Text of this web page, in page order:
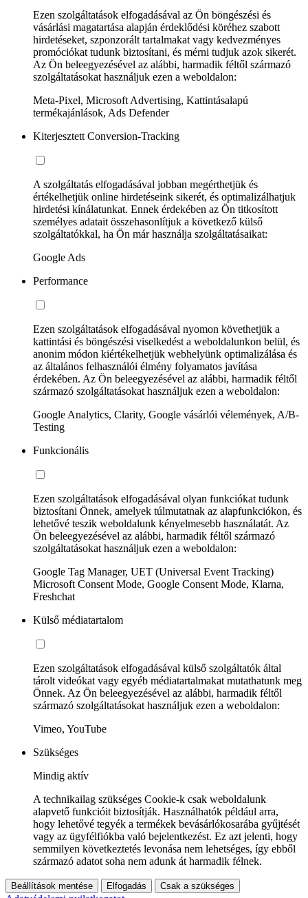
Ezen szolgáltatások elfogadásával az Ön böngészési és
vásárlási magatartása alapján érdeklődési köréhez szabott
hirdetéseket, szponzorált tartalmakat vagy kedvezményes
promóciókat tudunk biztosítani, és mérni tudjuk azok sikerét.
Az Ön beleegyezésével az alábbi, harmadik féltől származó
szolgáltatásokat használjuk ezen a weboldalon:
Meta-Pixel, Microsoft Advertising, Kattintásalapú
termékajánlások, Ads Defender
Kiterjesztett Conversion-Tracking
A szolgáltatás elfogadásával jobban megérthetjük és
értékelhetjük online hirdetéseink sikerét, és optimalizálhatjuk
hirdetési kínálatunkat. Ennek érdekében az Ön titkosított
személyes adatait összehasonlítjuk a következő külső
szolgáltatókkal, ha Ön már használja szolgáltatásaikat:
Google Ads
Performance
Ezen szolgáltatások elfogadásával nyomon követhetjük a
kattintási és böngészési viselkedést a weboldalunkon belül, és
anonim módon kiértékelhetjük webhelyünk optimalizálása és
az általános felhasználói élmény folyamatos javítása
érdekében. Az Ön beleegyezésével az alábbi, harmadik féltől
származó szolgáltatásokat használjuk ezen a weboldalon:
Google Analytics, Clarity, Google vásárlói vélemények, A/B-
Testing
Funkcionális
Ezen szolgáltatások elfogadásával olyan funkciókat tudunk
biztosítani Önnek, amelyek túlmutatnak az alapfunkciókon, és
lehetővé teszik weboldalunk kényelmesebb használatát. Az
Ön beleegyezésével az alábbi, harmadik féltől származó
szolgáltatásokat használjuk ezen a weboldalon:
Google Tag Manager, UET (Universal Event Tracking)
Microsoft Consent Mode, Google Consent Mode, Klarna,
Freshchat
Külső médiatartalom
Ezen szolgáltatások elfogadásával külső szolgáltatók által
tárolt videókat vagy egyéb médiatartalmakat mutathatunk meg
Önnek. Az Ön beleegyezésével az alábbi, harmadik féltől
származó szolgáltatásokat használjuk ezen a weboldalon:
Vimeo, YouTube
Szükséges
Mindig aktív
A technikailag szükséges Cookie-k csak weboldalunk
alapvető funkcióit biztosítják. Használhatók például arra,
hogy lehetővé tegyék a termékek bevásárlókosarába gyűjtését
vagy az ügyfélfiókba való bejelentkezést. Ez azt jelenti, hogy
semmilyen következtetés levonása nem lehetséges, így ebből
származó adatot soha nem adunk át harmadik félnek.
Beállítások mentése Elfogadás Csak a szükséges